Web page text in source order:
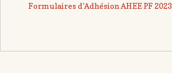
Formulaires d’Adhésion AHEE PF 2023